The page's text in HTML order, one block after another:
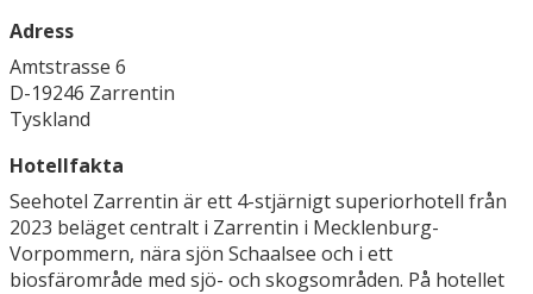
Adress
Amtstrasse 6
D-19246 Zarrentin
Tyskland
Hotellfakta
Seehotel Zarrentin är ett 4-stjärnigt superiorhotell från
2023 beläget centralt i Zarrentin i Mecklenburg-
Vorpommern, nära sjön Schaalsee och i ett
biosfärområde med sjö- och skogsområden. På hotellet